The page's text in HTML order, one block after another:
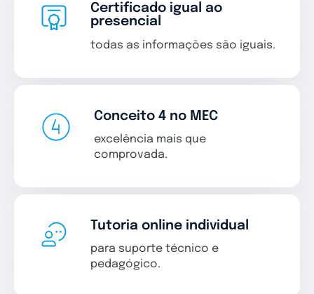
Certificado igual ao
presencial
todas as informações são iguais.
Conceito 4 no MEC
excelência mais que
comprovada.
Tutoria online individual
para suporte técnico e
pedagógico.